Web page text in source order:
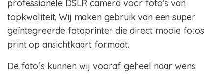
professionele DSLR camera voor foto’s van
topkwaliteit. Wij maken gebruik van een super
geïntegreerde fotoprinter die direct mooie fotos
print op ansichtkaart formaat.
De foto´s kunnen wij vooraf geheel naar wens